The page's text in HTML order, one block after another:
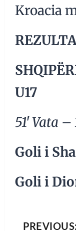
Kroacia
U17
51′ Vata –
Goli i
Goli i
PREVIOUS: